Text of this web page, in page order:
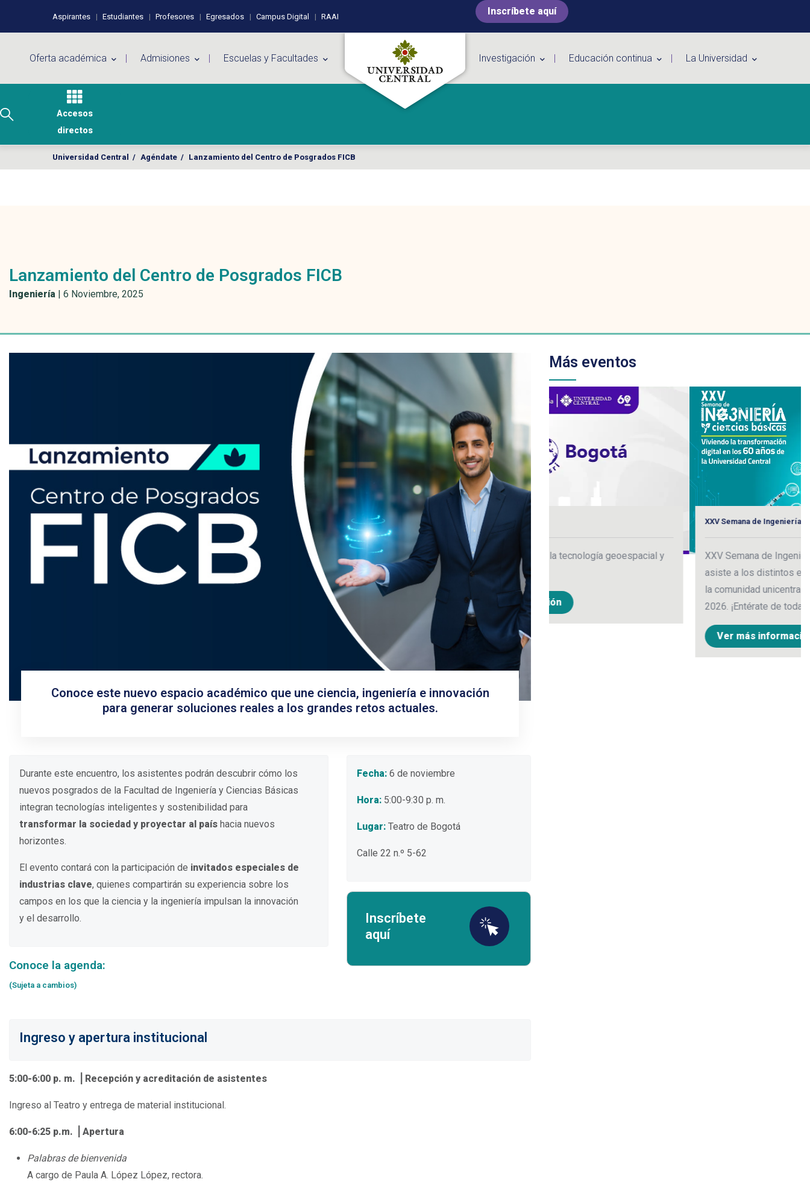
Perfiles de usuario
Aspirantes Estudiantes Profesores Egresados Campus Digital RAAI Inscríbete aquí
Oferta académica Admisiones Escuelas y Facultades Investigación Educación continua La Universidad
Accesos
directos
Universidad Central / Agéndate / Lanzamiento del Centro de Posgrados FICB
Lanzamiento del Centro de Posgrados FICB
Ingeniería | 6 Noviembre, 2025
Conoce este nuevo espacio académico que une ciencia, ingeniería e innovación
para generar soluciones reales a los grandes retos actuales.
Más eventos
Planeta Esri Bogotá
¡Descubre el futuro de la tecnología geoespacial y
el análisis de datos!
Ver más información
XXV Semana de Ingeniería y Ciencias Básicas
XXV Semana de Ingeniería y Ciencias Básicas:
asiste a los distintos eventos diseñados para toda
la comunidad unicentralista, del 20 al 23 de mayo de
2026. ¡Entérate de toda la programación!
Durante este encuentro, los asistentes podrán descubrir cómo los
nuevos posgrados de la Facultad de Ingeniería y Ciencias Básicas
integran tecnologías inteligentes y sostenibilidad para
transformar la sociedad y proyectar al país hacia nuevos
horizontes.
El evento contará con la participación de invitados especiales de
industrias clave, quienes compartirán su experiencia sobre los
campos en los que la ciencia y la ingeniería impulsan la innovación
y el desarrollo.
Conoce la agenda:
(Sujeta a cambios)
Fecha: 6 de noviembre
Hora: 5:00-9:30 p. m.
Lugar: Teatro de Bogotá
Calle 22 n.º 5-62
Inscríbete
aquí
Ingreso y apertura institucional
5:00-6:00 p. m. ⎟ Recepción y acreditación de asistentes
Ingreso al Teatro y entrega de material institucional.
6:00-6:25 p.m. ⎟ Apertura
Palabras de bienvenida
A cargo de Paula A. López López, rectora.